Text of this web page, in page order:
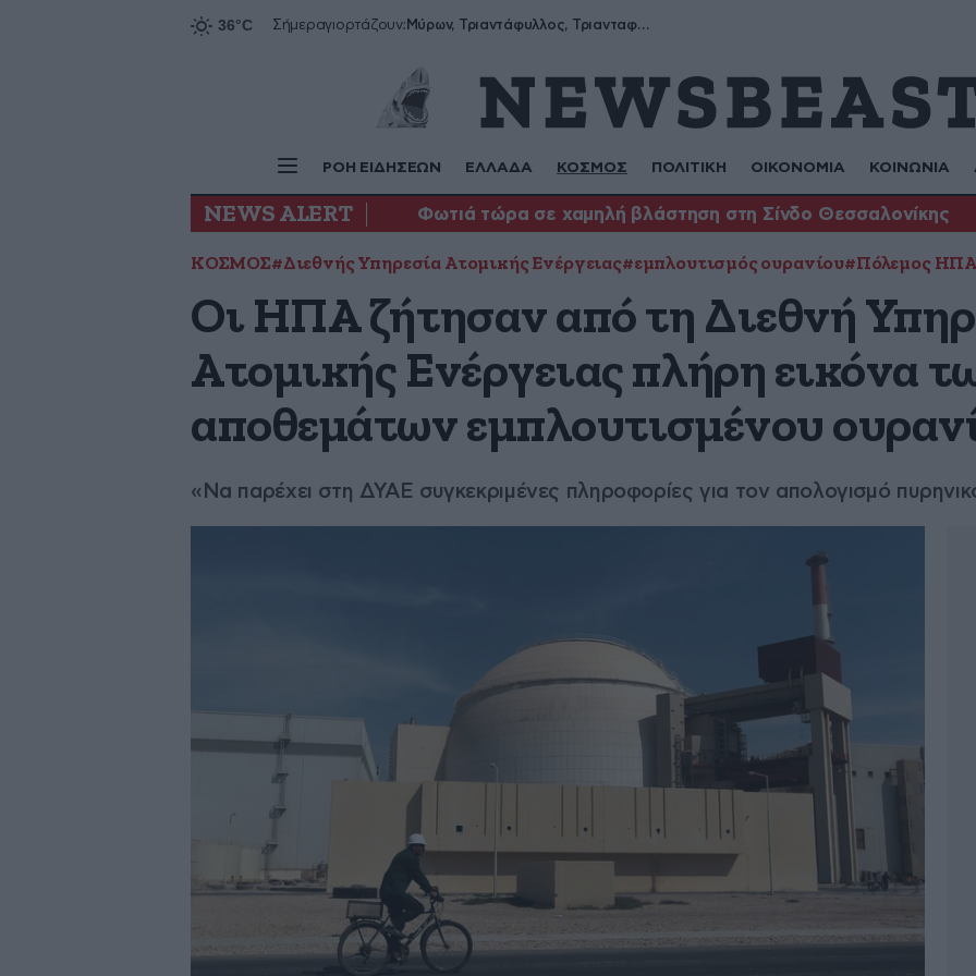
Σήμεραγιορτάζουν: Μύρων, Τριαντάφυλλος, Τριανταφυλλιά, Φυλλιώ, Ρόζα
ΡΟΗ ΕΙΔΗΣΕΩΝ ΕΛΛΑΔΑ ΚΟΣΜΟΣ ΠΟΛΙΤΙΚΗ ΟΙΚΟΝΟΜΙΑ ΚΟΙΝΩΝΙΑ
NEWS ALERT Φωτιά τώρα σε χαμηλή βλάστηση στη Σίνδο Θεσσαλονίκης
ΚΟΣΜΟΣ#Διεθνής Υπηρεσία Ατομικής Ενέργειας#εμπλουτισμός ουρανίου#Πόλεμος
Οι ΗΠΑ ζήτησαν από τη Διεθνή
Ατομικής Ενέργειας πλήρη εικόνα
αποθεμάτων εμπλουτισμένου
«Να παρέχει στη ΔΥΑΕ συγκεκριμένες πληροφορίες για τον απολογισμό